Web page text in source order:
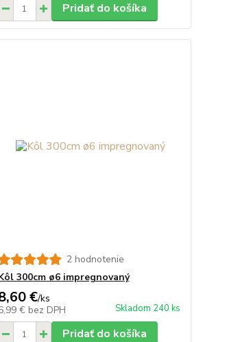
Pridať do košíka
2 hodnotenie
300cm ø6 impregnovaný
€/ks
€ bez DPH Skladom 240 ks
Pridať do košíka